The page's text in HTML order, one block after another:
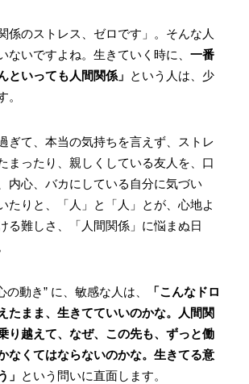
係のストレス、ゼロです」。そんな人
ないですよね。生きていく時に、 一番
といっても人間関係」 という人は、少
。
ぎて、本当の気持ちを言えず、ストレ
まったり、親しくしている友人を、口
内心、バカにしている自分に気づい
たりと、「人」と「人」とが、心地よ
る難しさ、「人間関係」に悩まぬ日
の動き” に、敏感な人は、
「こんなドロ
たまま、生きてていいのかな。人間関
り越えて、なぜ、この先も、ずっと働
なくてはならないのかな。生きてる意
」 という問いに直面します。